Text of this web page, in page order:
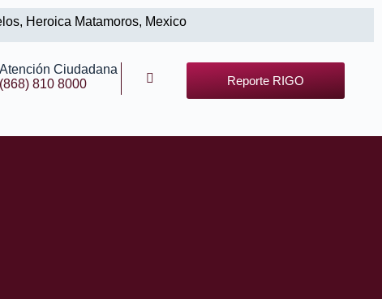
Heroica Matamoros, Mexico
Atención Ciudadana
(868) 810 8000
Reporte RIGO